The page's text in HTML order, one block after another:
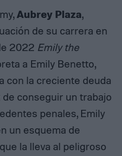
Aubrey Plaza,
de su carrera en
2022 Emily the
a Emily Benetto,
con la creciente deuda
conseguir un trabajo
penales, Emily
un esquema de
la lleva al peligroso